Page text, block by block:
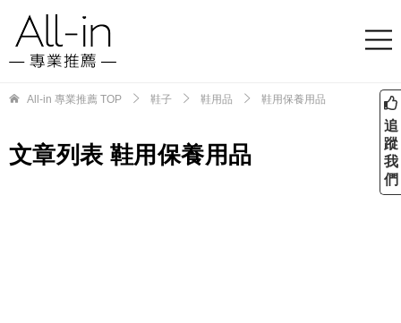
All-in 專業推薦 TOP 鞋子 鞋用品 鞋用保養用品
文章列表 鞋用保養用品
追
蹤
我
們